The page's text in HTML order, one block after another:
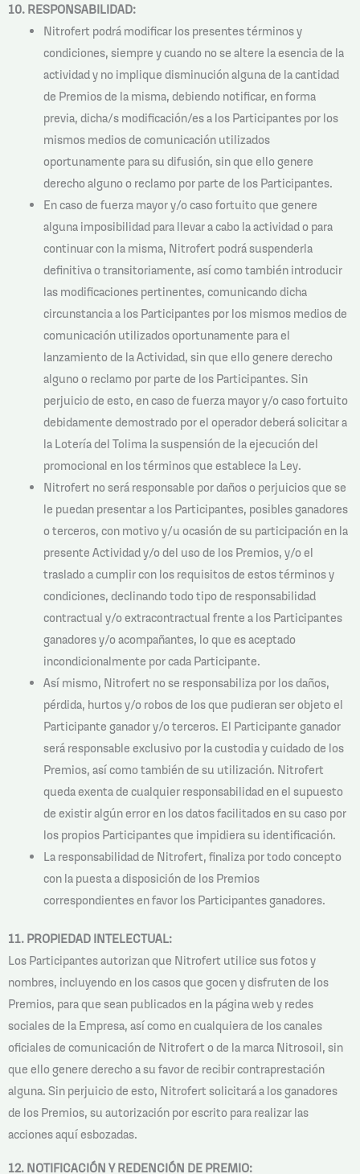
10. RESPONSABILIDAD:
Nitrofert podrá modificar los presentes términos y
condiciones, siempre y cuando no se altere la esencia de la
actividad y no implique disminución alguna de la cantidad
de Premios de la misma, debiendo notificar, en forma
previa, dicha/s modificación/es a los Participantes por los
mismos medios de comunicación utilizados
oportunamente para su difusión, sin que ello genere
derecho alguno o reclamo por parte de los Participantes.
En caso de fuerza mayor y/o caso fortuito que genere
alguna imposibilidad para llevar a cabo la actividad o para
continuar con la misma, Nitrofert podrá suspenderla
definitiva o transitoriamente, así como también introducir
las modificaciones pertinentes, comunicando dicha
circunstancia a los Participantes por los mismos medios de
comunicación utilizados oportunamente para el
lanzamiento de la Actividad, sin que ello genere derecho
alguno o reclamo por parte de los Participantes. Sin
perjuicio de esto, en caso de fuerza mayor y/o caso fortuito
debidamente demostrado por el operador deberá solicitar a
la Lotería del Tolima la suspensión de la ejecución del
promocional en los términos que establece la Ley.
Nitrofert no será responsable por daños o perjuicios que se
le puedan presentar a los Participantes, posibles ganadores
o terceros, con motivo y/u ocasión de su participación en la
presente Actividad y/o del uso de los Premios, y/o el
traslado a cumplir con los requisitos de estos términos y
condiciones, declinando todo tipo de responsabilidad
contractual y/o extracontractual frente a los Participantes
ganadores y/o acompañantes, lo que es aceptado
incondicionalmente por cada Participante.
Así mismo, Nitrofert no se responsabiliza por los daños,
pérdida, hurtos y/o robos de los que pudieran ser objeto el
Participante ganador y/o terceros. El Participante ganador
será responsable exclusivo por la custodia y cuidado de los
Premios, así como también de su utilización. Nitrofert
queda exenta de cualquier responsabilidad en el supuesto
de existir algún error en los datos facilitados en su caso por
los propios Participantes que impidiera su identificación.
La responsabilidad de Nitrofert, finaliza por todo concepto
con la puesta a disposición de los Premios
correspondientes en favor los Participantes ganadores.
11. PROPIEDAD INTELECTUAL:
Los Participantes autorizan que Nitrofert utilice sus fotos y
nombres, incluyendo en los casos que gocen y disfruten de los
Premios, para que sean publicados en la página web y redes
sociales de la Empresa, así como en cualquiera de los canales
oficiales de comunicación de Nitrofert o de la marca Nitrosoil, sin
que ello genere derecho a su favor de recibir contraprestación
alguna. Sin perjuicio de esto, Nitrofert solicitará a los ganadores
de los Premios, su autorización por escrito para realizar las
acciones aquí esbozadas.
12. NOTIFICACIÓN Y REDENCIÓN DE PREMIO: